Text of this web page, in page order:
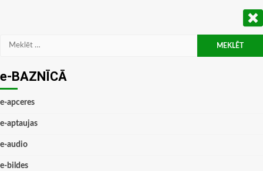
Meklēt:
e-BAZNĪCĀ
e-apceres
e-aptaujas
e-audio
e-bildes